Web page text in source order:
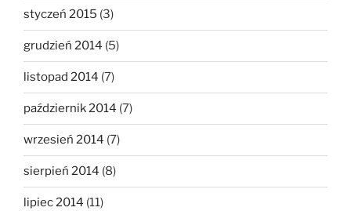
styczeń 2015 (3)
grudzień 2014 (5)
listopad 2014 (7)
październik 2014 (7)
wrzesień 2014 (7)
sierpień 2014 (8)
lipiec 2014 (11)